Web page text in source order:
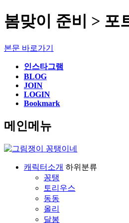
봄맞이 준비 > 포
본문 바로가기
인스타그램
BLOG
JOIN
LOGIN
Bookmark
메인메뉴
캐릭터소개 하위분류
꽁탱
토리우스
동동
올리
달봉